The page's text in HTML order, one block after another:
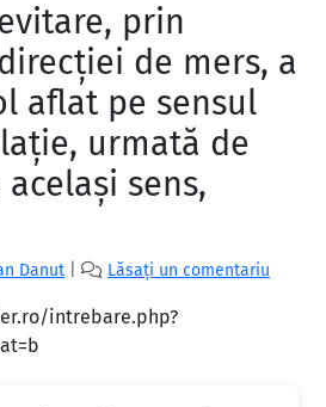
prin
de mers, a
aflat pe sensul
urmată de
sens,
Danut Lăsați un comentariu
intrebare.php?